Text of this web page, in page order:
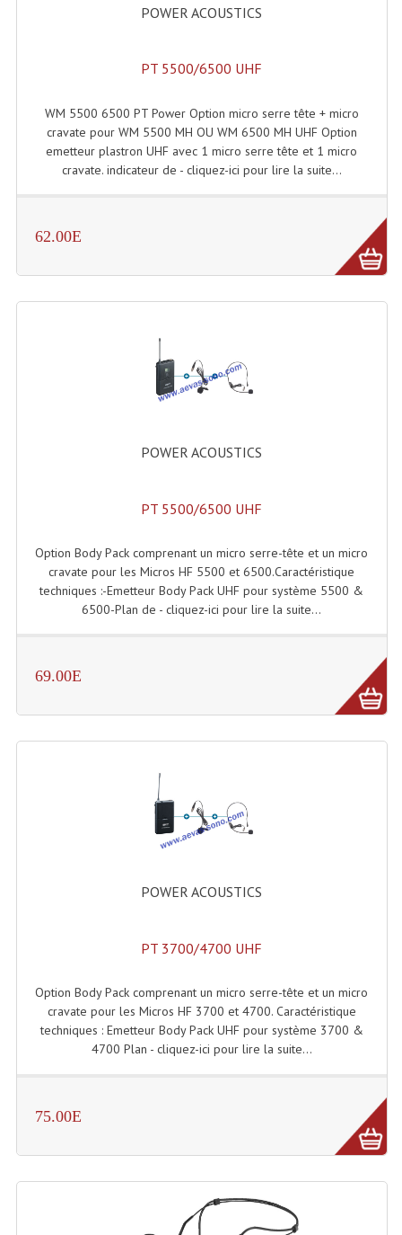
Platines Disque Vinyles
Lecteurs Double Cd Mixage Intégrée
Lecteurs Double Cd MP3
Enregistreur Numérique
Platines Dvd Pour Dj
Platines Cassettes
Microphones Scène Et Studio
Micro Sans Fil HF UHF 800MHZ
Micros De Studio
Portes Voix Mégaphones
Pupitre Pour Discours
Samplers, Échantillonneurs
Table Mixages Et Contrôleurs & Consoles
Consoles Sono Et Studio
Consoles Numériques
Boules À Facettes
Déco Light
POWER ACOUSTICS
PT 5500/6500 UHF
WM 5500 6500 PT Power Option micro serre tête + micro
cravate pour WM 5500 MH OU WM 6500 MH UHF Option
emetteur plastron UHF avec 1 micro serre tête et 1 micro
cravate. indicateur de - cliquez-ici pour lire la suite...
62.00E
POWER ACOUSTICS
PT 5500/6500 UHF
Option Body Pack comprenant un micro serre-tête et un micro
cravate pour les Micros HF 5500 et 6500.Caractéristique
techniques :-Emetteur Body Pack UHF pour système 5500 &
6500-Plan de - cliquez-ici pour lire la suite...
69.00E
POWER ACOUSTICS
PT 3700/4700 UHF
Option Body Pack comprenant un micro serre-tête et un micro
cravate pour les Micros HF 3700 et 4700. Caractéristique
techniques : Emetteur Body Pack UHF pour système 3700 &
4700 Plan - cliquez-ici pour lire la suite...
75.00E